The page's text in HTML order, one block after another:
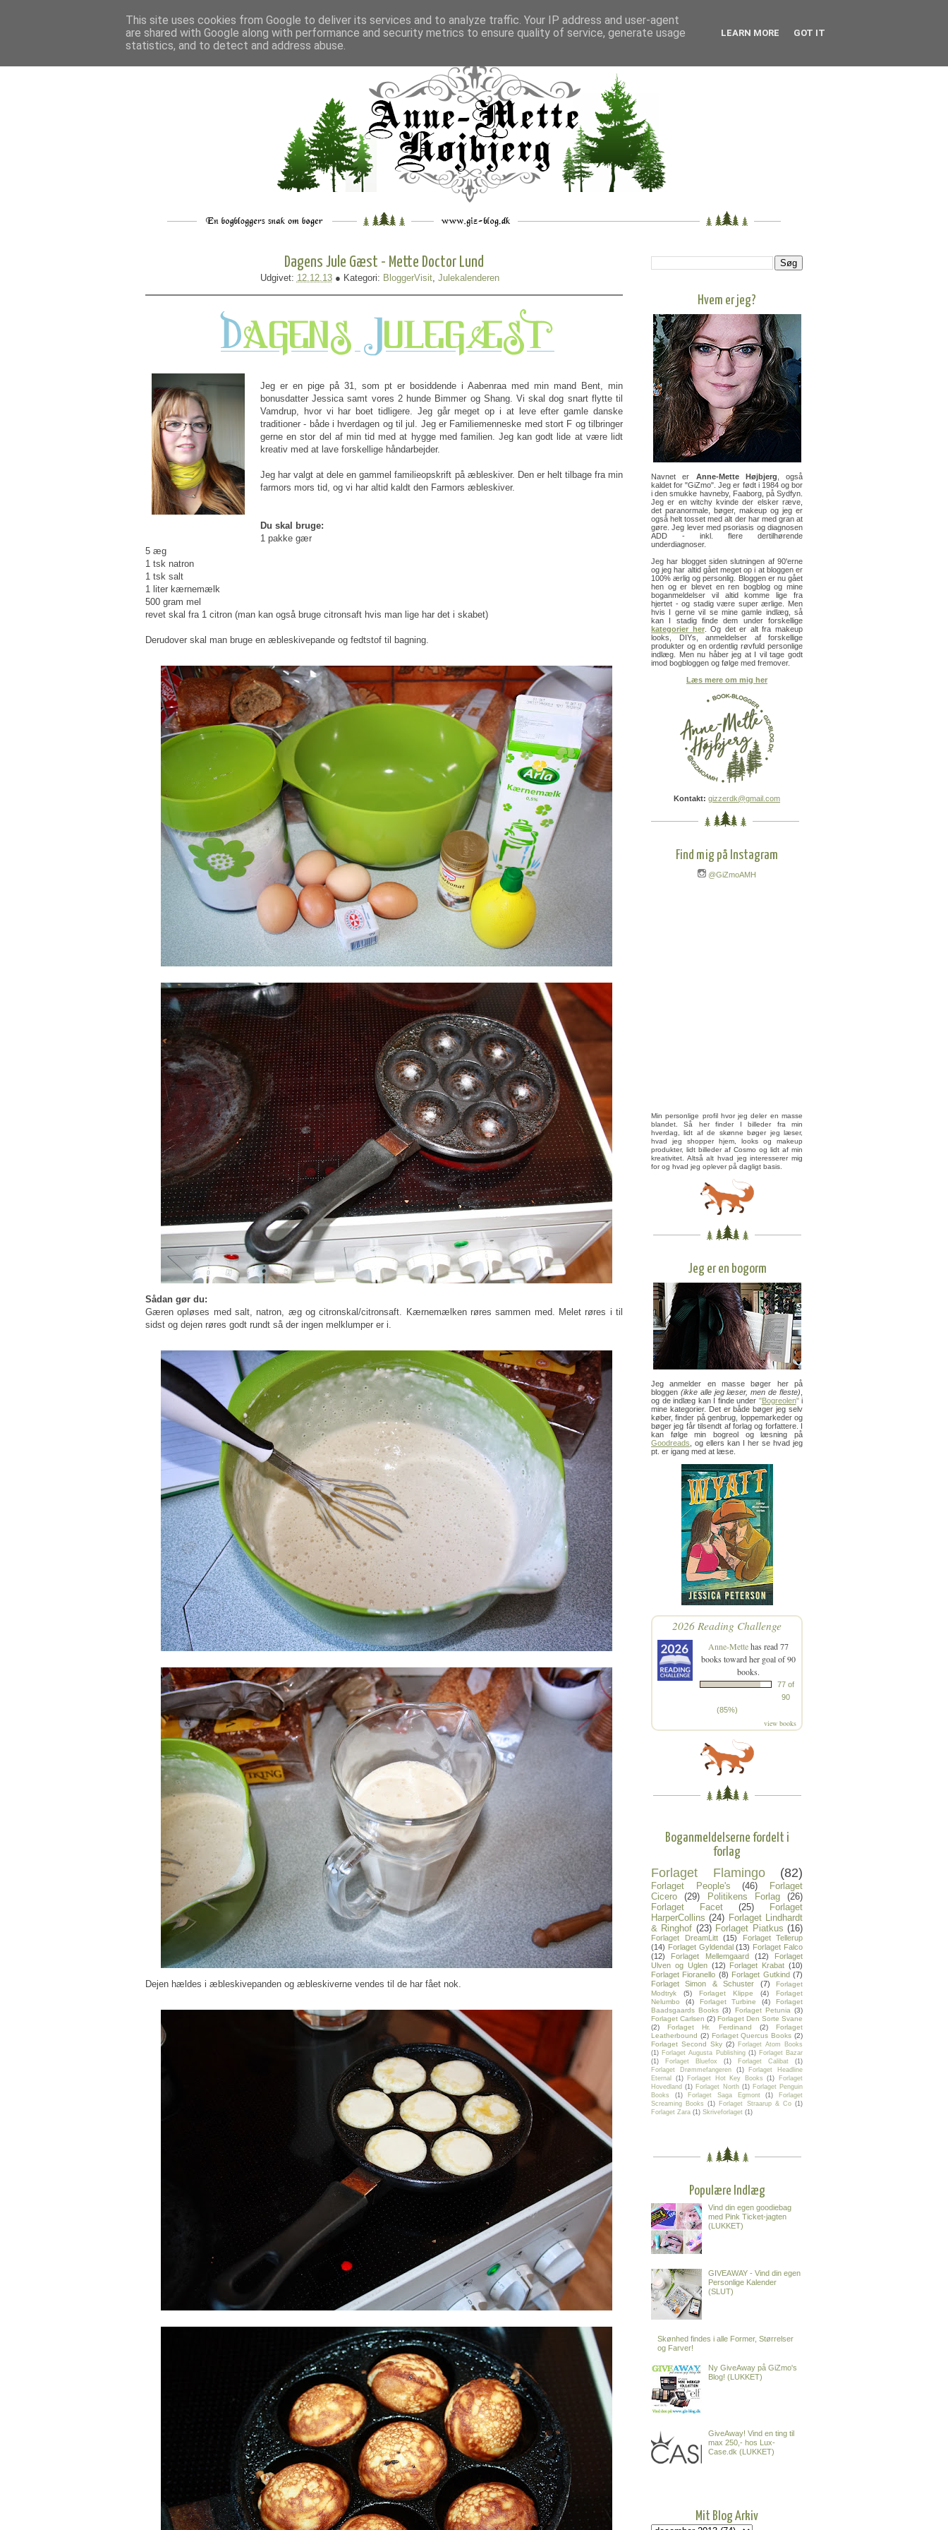
___ _. __ __ _ ___
Dagens Jule Gæst - Mette Doctor Lund
Udgivet: 12.12.13 ● Kategori: BloggerVisit, Julekalenderen
Jeg er en pige på 31, som pt er bosiddende i Aabenraa med min mand Bent, min
bonusdatter Jessica samt vores 2 hunde Bimmer og Shang. Vi skal dog snart flytte til
Vamdrup, hvor vi har boet tidligere. Jeg går meget op i at leve efter gamle danske
traditioner - både i hverdagen og til jul. Jeg er Familiemenneske med stort F og tilbringer
gerne en stor del af min tid med at hygge med familien. Jeg kan godt lide at være lidt
kreativ med at lave forskellige håndarbejder.
Jeg har valgt at dele en gammel familieopskrift på æbleskiver. Den er helt tilbage fra min
farmors mors tid, og vi har altid kaldt den Farmors æbleskiver.
Du skal bruge:
1 pakke gær
5 æg
1 tsk natron
1 tsk salt
1 liter kærnemælk
500 gram mel
revet skal fra 1 citron (man kan også bruge citronsaft hvis man lige har det i skabet)
Derudover skal man bruge en æbleskivepande og fedtstof til bagning.
Sådan gør du:
Gæren opløses med salt, natron, æg og citronskal/citronsaft. Kærnemælken røres sammen med. Melet røres i til
sidst og dejen røres godt rundt så der ingen melklumper er i.
Dejen hældes i æbleskivepanden og æbleskiverne vendes til de har fået nok.
Hvem er jeg?
Navnet er Anne-Mette Højbjerg , også
kaldet for "GiZmo". Jeg er født i 1984 og bor
i den smukke havneby, Faaborg, på Sydfyn.
Jeg er en witchy kvinde der elsker ræve,
det paranormale, bøger, makeup og jeg er
også helt tosset med alt der har med gran at
gøre. Jeg lever med psoriasis og diagnosen
ADD - inkl. flere dertilhørende
underdiagnoser.
Jeg har blogget siden slutningen af 90'erne
og jeg har altid gået meget op i at bloggen er
100% ærlig og personlig. Bloggen er nu gået
hen og er blevet en ren bogblog og mine
boganmeldelser vil altid komme lige fra
hjertet - og stadig være super ærlige. Men
hvis I gerne vil se mine gamle indlæg, så
kan I stadig finde dem under forskellige
kategorier her. Og det er alt fra makeup
looks, DIYs, anmeldelser af forskellige
produkter og en ordentlig røvfuld personlige
indlæg. Men nu håber jeg at I vil tage godt
imod bogbloggen og følge med fremover.
Læs mere om mig her
Kontakt: gizzerdk@gmail.com
Find mig på Instagram
@GiZmoAMH
Min personlige profil hvor jeg deler en masse
blandet. Så her finder I billeder fra min
hverdag, lidt af de skønne bøger jeg læser,
hvad jeg shopper hjem, looks og makeup
produkter, lidt billeder af Cosmo og lidt af min
kreativitet. Altså alt hvad jeg interesserer mig
for og hvad jeg oplever på dagligt basis.
Jeg er en bogorm
Jeg anmelder en masse bøger her på
bloggen (ikke alle jeg læser, men de fleste)
og de indlæg kan I finde under "Bogreolen"i
mine kategorier. Det er både bøger jeg selv
køber, finder på genbrug, loppemarkeder og
bøger jeg får tilsendt af forlag og forfattere. I
kan følge min bogreol og læsning på
Goodreads , og ellers kan I her se hvad jeg
pt. er igang med at læse.
2026 Reading Challenge
Anne-Mettehas read 77
books toward her goal of 90
books.
77 of
90
(85%)
view books
Boganmeldelserne fordelt i
forlag
Forlaget Flamingo (82)
Forlaget People's (46)
Forlaget
Cicero
(29) Politikens Forlag
(26)
Forlaget Facet
(25)
Forlaget
HarperCollins (24) Forlaget Lindhardt
& Ringhof (23) Forlaget Piatkus (16)
Forlaget DreamLitt (15)
Forlaget Tellerup
(14) Forlaget Gyldendal (13) Forlaget Falco
(12)
Forlaget Mellemgaard (12)
Forlaget
Ulven og Uglen (12) Forlaget Krabat (10)
Forlaget Fioranello (8) Forlaget Gutkind (7)
Forlaget Simon & Schuster
(7)
Forlaget
Modtryk
(5) Forlaget Klippe (4)
Forlaget
Nelumbo
(4) Forlaget Turbine (4)
Forlaget
Baadsgaards Books (3) Forlaget Petunia (3)
Forlaget Carlsen (2) Forlaget Den Sorte Svane
(2)
Forlaget Hr. Ferdinand (2)
Forlaget
Leatherbound (2) Forlaget Quercus Books (2)
Forlaget Second Sky (2) Forlaget Atom Books
(1) Forlaget Augusta Publishing (1) Forlaget Bazar
(1)
Forlaget Bluefox (1) Forlaget Calibat
(1)
Forlaget Drømmefangeren
(1)
Forlaget Headline
Eternal
(1) Forlaget Hot Key Books (1)
Forlaget
Hovedland (1) Forlaget North (1) Forlaget Penguin
Books
(1) Forlaget Saga Egmont (1)
Forlaget
Screaming Books
(1) Forlaget Straarup & Co (1)
Forlaget Zara (1) Skriveforlaget (1)
Populære Indlæg
Vind din egen goodiebag
med Pink Ticket-jagten
(LUKKET)
GIVEAWAY - Vind din egen
Personlige Kalender
(SLUT)
Skønhed findes i alle Former, Størrelser
og Farver!
Ny GiveAway på GiZmo's
Blog! (LUKKET)
GiveAway! Vind en ting til
max 250,- hos Lux-
Case.dk (LUKKET)
Mit Blog Arkiv
This site uses cookies from Google to deliver its services and to analyze traffic. Your IP address and user-agent
are shared with Google along with performance and security metrics to ensure quality of service, generate usage
statistics, and to detect and address abuse.
LEARN MORE GOT IT